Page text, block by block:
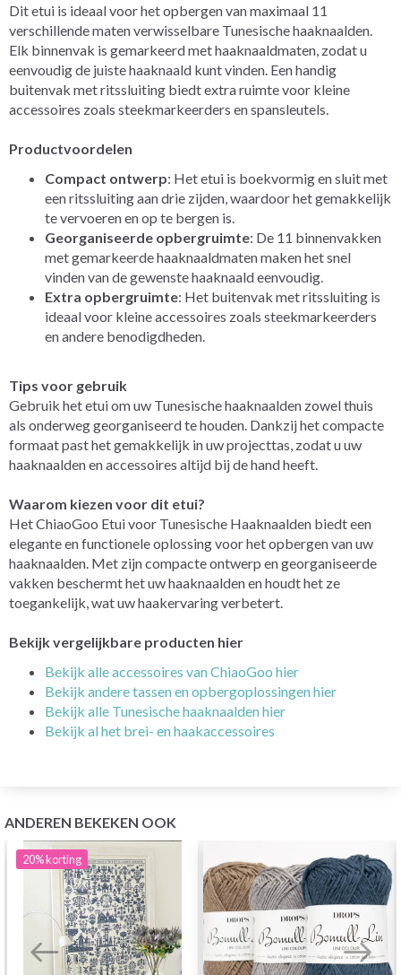
Dit etui is ideaal voor het opbergen van maximaal 11
verschillende maten verwisselbare Tunesische haaknaalden.
Elk binnenvak is gemarkeerd met haaknaaldmaten, zodat u
eenvoudig de juiste haaknaald kunt vinden. Een handig
buitenvak met ritssluiting biedt extra ruimte voor kleine
accessoires zoals steekmarkeerders en spansleutels.
Productvoordelen
Compact ontwerp: Het etui is boekvormig en sluit met
een ritssluiting aan drie zijden, waardoor het gemakkelijk
te vervoeren en op te bergen is.
Georganiseerde opbergruimte: De 11 binnenvakken
met gemarkeerde haaknaaldmaten maken het snel
vinden van de gewenste haaknaald eenvoudig.
Extra opbergruimte: Het buitenvak met ritssluiting is
ideaal voor kleine accessoires zoals steekmarkeerders
en andere benodigdheden.
Tips voor gebruik
Gebruik het etui om uw Tunesische haaknaalden zowel thuis
als onderweg georganiseerd te houden. Dankzij het compacte
formaat past het gemakkelijk in uw projecttas, zodat u uw
haaknaalden en accessoires altijd bij de hand heeft.
Waarom kiezen voor dit etui?
Het ChiaoGoo Etui voor Tunesische Haaknaalden biedt een
elegante en functionele oplossing voor het opbergen van uw
haaknaalden. Met zijn compacte ontwerp en georganiseerde
vakken beschermt het uw haaknaalden en houdt het ze
toegankelijk, wat uw haakervaring verbetert.
Bekijk vergelijkbare producten hier
Bekijk alle accessoires van ChiaoGoo hier
Bekijk andere tassen en opbergoplossingen hier
Bekijk alle Tunesische haaknaalden hier
Bekijk al het brei- en haakaccessoires
ANDEREN BEKEKEN OOK
20%korting